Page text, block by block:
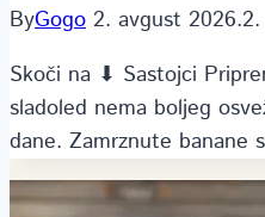
ByGogo 2. avgust 2026.
Skoči na ⬇ Sastojci
sladoled nema boljeg
dane. Zamrznute banane